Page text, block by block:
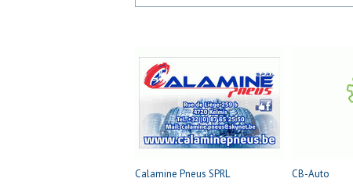
Calamine Pneus SPRL CB-Auto